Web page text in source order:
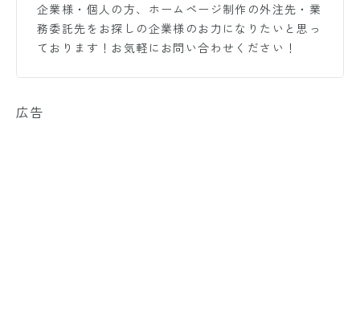
企業様・個人の方、ホームページ制作の外注先・業
務委託先をお探しの企業様のお力になりたいと思っ
ております！お気軽にお問い合わせください！
広告